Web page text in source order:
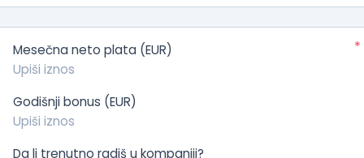
Mesečna neto plata (EUR) *
Godišnji bonus (EUR)
Da li trenutno radiš u kompaniji?